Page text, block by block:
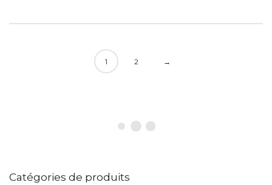
1 2 →
Catégories de produits